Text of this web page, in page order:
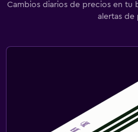
Cambios diarios de precios en tu
alertas de